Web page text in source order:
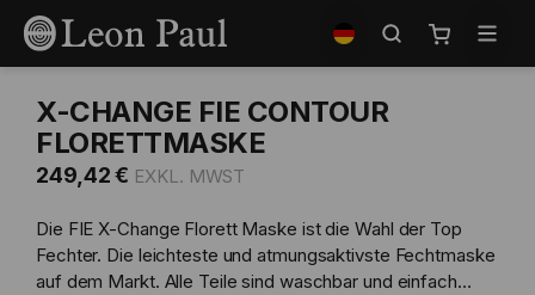
Zum
Inhalt
springen
auswählen
Mein
X-CHANGE FIE CONTOUR
FLORETTMASKE
249,42 €
Die FIE X-Change Florett Maske ist die Wahl der Top
Fechter. Die leichteste und atmungsaktivste Fechtmaske
auf dem Markt. Alle Teile sind waschbar und einfach